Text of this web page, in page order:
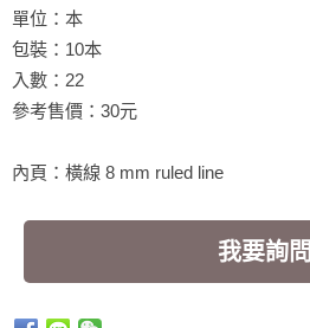
單位：本
包裝：10本
入數：22
參考售價：30元
內頁：橫線 8 mm ruled line
我要詢問